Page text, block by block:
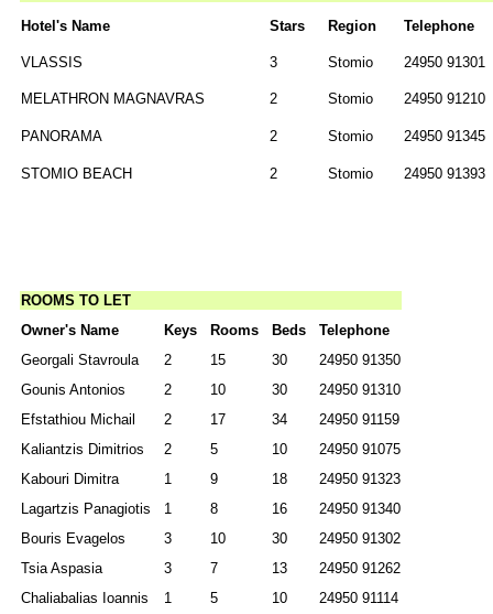
Hotel's Name Stars Region Telephone
VLASSIS 3 Stomio 24950 91301
MELATHRON MAGNAVRAS 2 Stomio 24950 91210
PANORAMA 2 Stomio 24950 91345
STOMIO BEACH 2 Stomio 24950 91393
ROOMS TO LET
Owner's Name
Keys Rooms Beds
Telephone
Georgali Stavroula
2 15 30
24950 91350
Gounis Antonios
2 10 30
24950 91310
Efstathiou Michail
2 17 34
24950 91159
Kaliantzis Dimitrios
2 5 10
24950 91075
Kabouri Dimitra
1 9 18
24950 91323
Lagartzis Panagiotis
1 8 16
24950 91340
Bouris Evagelos
3 10 30
24950 91302
Tsia Aspasia
3 7 13
24950 91262
Chaliabalias Ioannis
1 5 10 24950 91114